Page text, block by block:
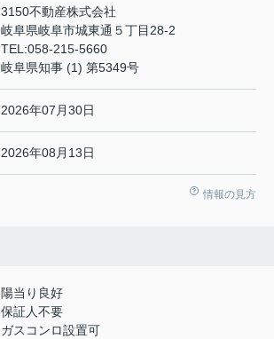
3150不動産株式会社
岐阜県岐阜市城東通５丁目28-2
TEL:058-215-5660
岐阜県知事 (1) 第5349号
2026年07月30日
2026年08月13日
情報の見方
陽当り良好
保証人不要
ガスコンロ設置可